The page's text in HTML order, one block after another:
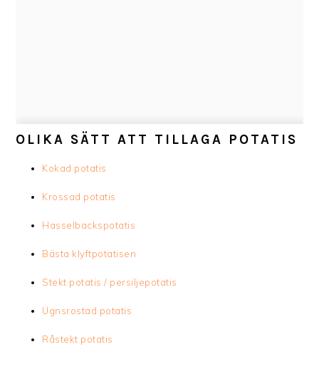
OLIKA SÄTT ATT TILLAGA POTATIS
Kokad potatis
Krossad potatis
Hasselbackspotatis
Bästa klyftpotatisen
Stekt potatis / persiljepotatis
Ugnsrostad potatis
Råstekt potatis